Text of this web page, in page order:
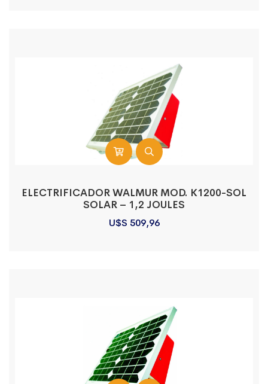
ELECTRIFICADOR WALMUR MOD. K1200-SOL
SOLAR – 1,2 JOULES
U$S 509,96